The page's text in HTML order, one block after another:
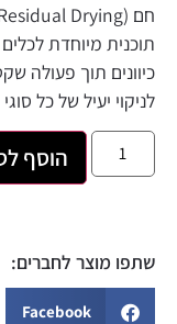
כיוונים תוך פעולה
לניקוי יעיל של כל
הוסף
שתפו מוצר לחברים:
Facebook